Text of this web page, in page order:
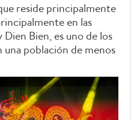
reside principalmente
en las
Bien, es uno de los
población de menos
distintivas y sus
y con diseños